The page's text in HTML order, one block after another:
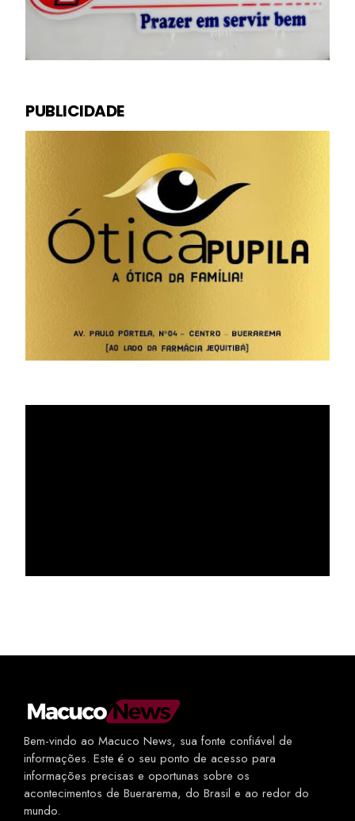
PUBLICIDADE
Bem-vindo ao Macuco News, sua fonte confiável de
informações. Este é o seu ponto de acesso para
informações precisas e oportunas sobre os
acontecimentos de Buerarema, do Brasil e ao redor do
mundo.